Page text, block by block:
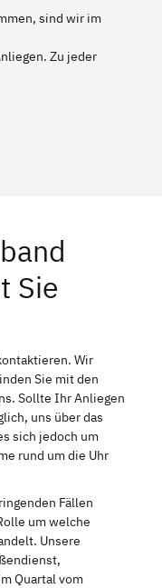
sind wir im
Zu jeder
Sie
Wir
Sie mit den
Sollte Ihr Anliegen
uns über das
sich jedoch um
rund um die Uhr
Fällen
um welche
Unsere
Quartal vom